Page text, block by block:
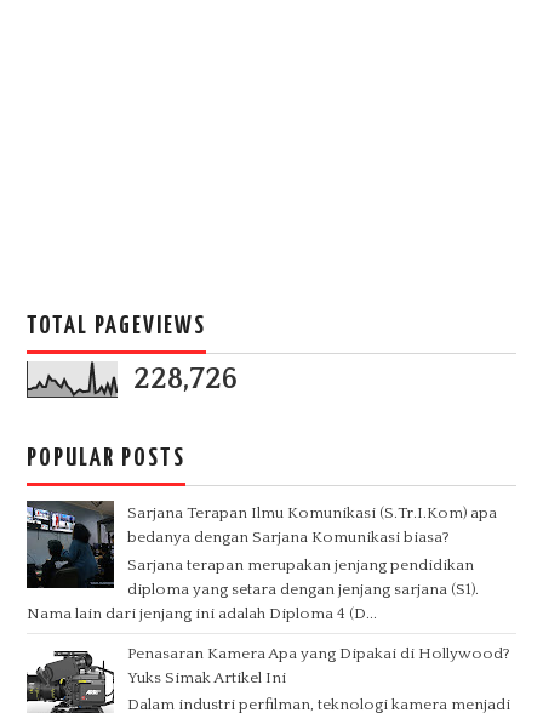
TOTAL PAGEVIEWS
228,726
POPULAR POSTS
Sarjana Terapan Ilmu Komunikasi (S.Tr.I.Kom) apa
bedanya dengan Sarjana Komunikasi biasa?
Sarjana terapan merupakan jenjang pendidikan
diploma yang setara dengan jenjang sarjana (S1).
Nama lain dari jenjang ini adalah Diploma 4 (D...
Penasaran Kamera Apa yang Dipakai di Hollywood?
Yuks Simak Artikel Ini
Dalam industri perfilman, teknologi kamera menjadi